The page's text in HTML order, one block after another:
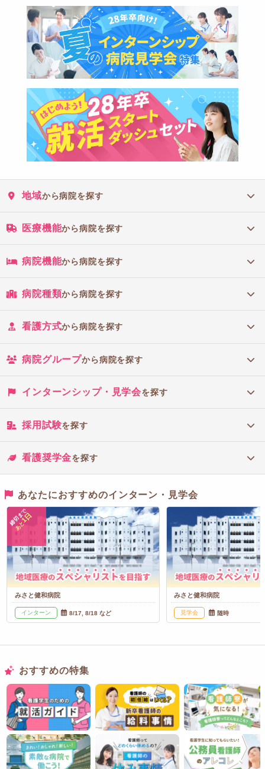
地域から病院を探す
医療機能から病院を探す
病院機能から病院を探す
病院種類から病院を探す
看護方式から病院を探す
病院グループから病院を探す
インターンシップ・見学会を探す
採用試験を探す
看護奨学金を探す
あなたにおすすめのインターン・見学会
締切まで
あと
1日
みさと健和病院
インターン 8/17, 8/18 など
みさと健和病院
見学会 随時
おすすめの特集